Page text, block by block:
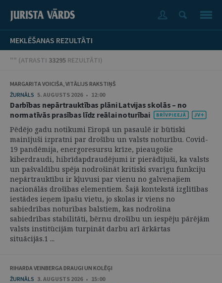
MEKLĒŠANAS REZULTĀTI
"" (ATRASTI 33295 REZULTĀTI)
MARGARITA VOICIŠA, VITĀLIJS RAKSTIŅŠ
ŽURNĀLS 5. AUGUSTS 2026 • 12:00
Darbības nepārtrauktības plāni Latvijas skolās – no
normatīvās prasības līdz reālai noturībai
Pēdējo gadu notikumi Eiropā un pasaulē ir būtiski
mainījuši izpratni par drošību un valsts noturību. Covid-
19 pandēmija, energoresursu krīze, pieaugošie
kiberdraudi, hibrīdapdraudējumi ir pierādījuši, ka valsts
un pašvaldību spēja nodrošināt kritiski svarīgu funkciju
nepārtrauktību ir kļuvusi par vienu no galvenajiem
nacionālās drošības elementiem. Šajā kontekstā izglītības
iestādes ieņem īpašu vietu, jo skolas ir viens no
sabiedrības noturības balstiem, kas nodrošina
sabiedrības stabilitāti, bērnu drošību un iespēju pārējām
valsts institūcijām turpināt darbu arī ārkārtas
situācijās.1 ...
RIHARDA VEINBERGA DRAUGI UN KOLĒĢI
ŽURNĀLS 3. AUGUSTS 2026 • 15:00